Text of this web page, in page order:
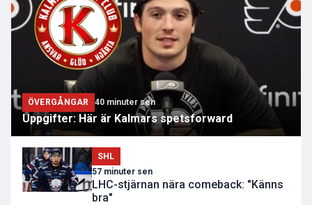
ÖVERGÅNGAR 40 minuter sen
Uppgifter: Här är Kalmars spetsforward
SHL
57 minuter sen
LHC-stjärnan nära comeback: "Känns
bra"